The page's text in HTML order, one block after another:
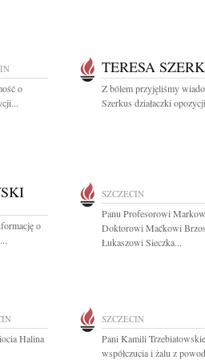
o
TERESA
Z bólem przyjęliśmy
Szerkus działaczki
o
SZCZECIN
Panu Profesorowi
Doktorowi Maćkowi
Łukaszowi Sieczka...
Halina
SZCZECIN
Pani Kamili
współczucia i żalu z